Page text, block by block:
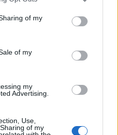
behaviour. You may click to
and its third-party tags to
purposes in below Google
of my
of my
my
Advertising.
Use,
of my